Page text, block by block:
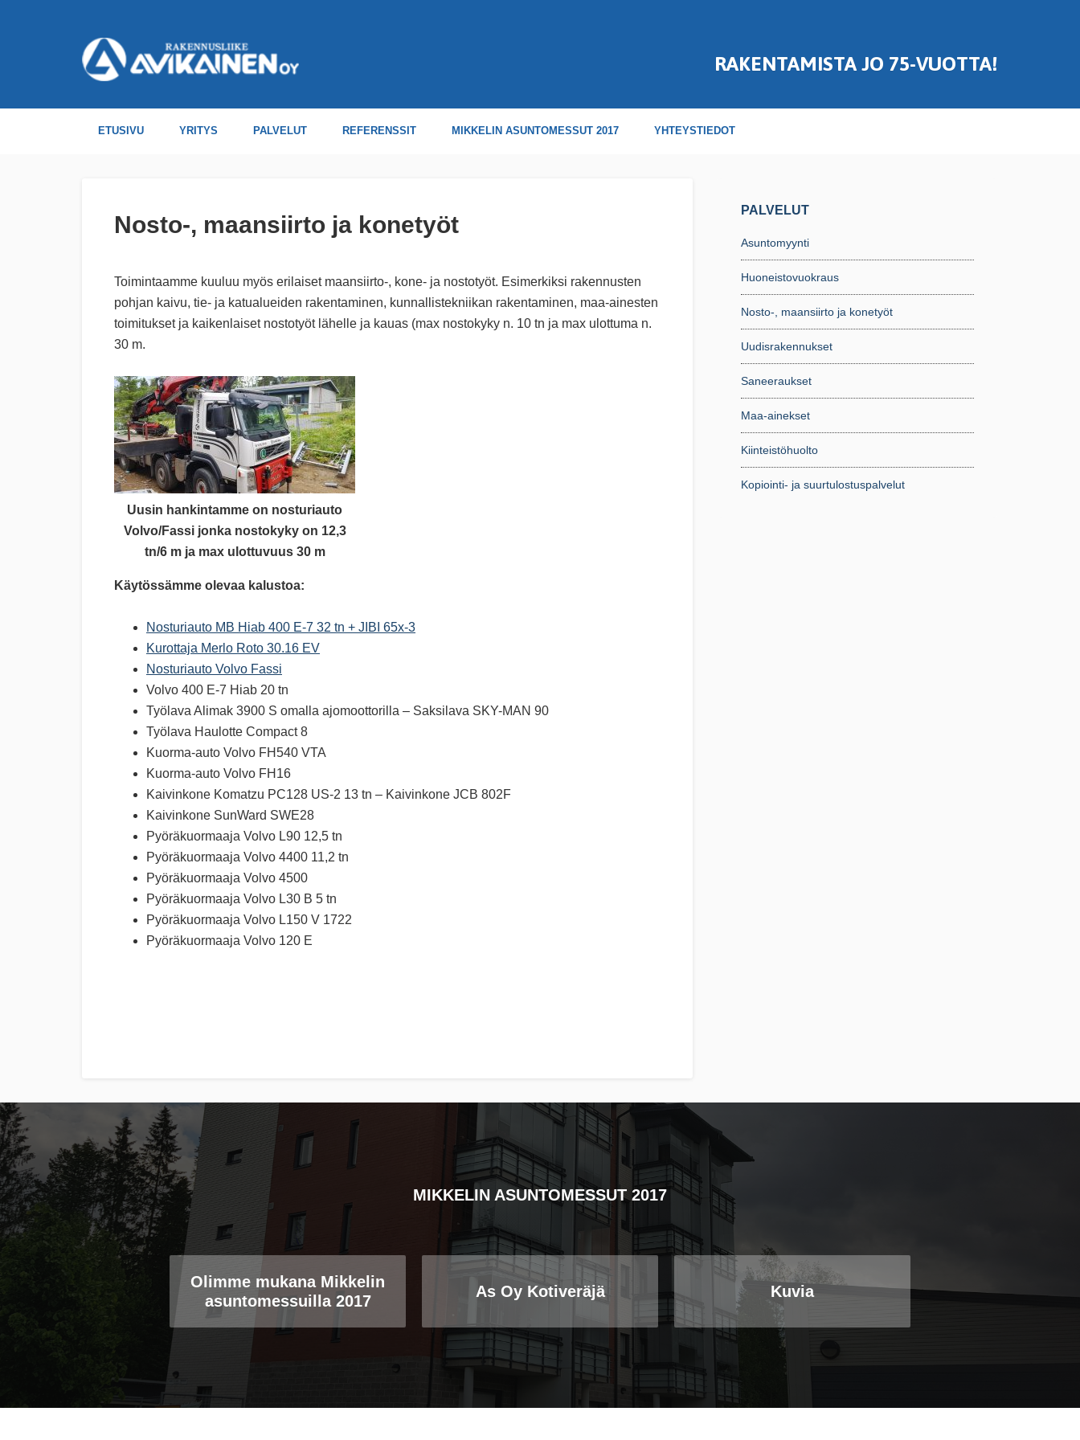
RAKENTAMISTA JO 75-VUOTTA!
ETUSIVU YRITYS PALVELUT REFERENSSIT MIKKELIN ASUNTOMESSUT 2017 YHTEYSTIEDOT
Nosto-, maansiirto ja konetyöt
Toimintaamme kuuluu myös erilaiset maansiirto-, kone- ja nostotyöt. Esimerkiksi rakennusten
pohjan kaivu, tie- ja katualueiden rakentaminen, kunnallistekniikan rakentaminen, maa-ainesten
toimitukset ja kaikenlaiset nostotyöt lähelle ja kauas (max nostokyky n. 10 tn ja max ulottuma n.
30 m.
Uusin hankintamme on nosturiauto
Volvo/Fassi jonka nostokyky on 12,3
tn/6 m ja max ulottuvuus 30 m
Käytössämme olevaa kalustoa:
Nosturiauto MB Hiab 400 E-7 32 tn + JIBI 65x-3
Kurottaja Merlo Roto 30.16 EV
Nosturiauto Volvo Fassi
Volvo 400 E-7 Hiab 20 tn
Työlava Alimak 3900 S omalla ajomoottorilla – Saksilava SKY-MAN 90
Työlava Haulotte Compact 8
Kuorma-auto Volvo FH540 VTA
Kuorma-auto Volvo FH16
Kaivinkone Komatzu PC128 US-2 13 tn – Kaivinkone JCB 802F
Kaivinkone SunWard SWE28
Pyöräkuormaaja Volvo L90 12,5 tn
Pyöräkuormaaja Volvo 4400 11,2 tn
Pyöräkuormaaja Volvo 4500
Pyöräkuormaaja Volvo L30 B 5 tn
Pyöräkuormaaja Volvo L150 V 1722
Pyöräkuormaaja Volvo 120 E
PALVELUT
Asuntomyynti
Huoneistovuokraus
Nosto-, maansiirto ja konetyöt
Uudisrakennukset
Saneeraukset
Maa-ainekset
Kiinteistöhuolto
Kopiointi- ja suurtulostuspalvelut
MIKKELIN ASUNTOMESSUT 2017
Olimme mukana Mikkelin
asuntomessuilla 2017
As Oy Kotiveräjä Kuvia